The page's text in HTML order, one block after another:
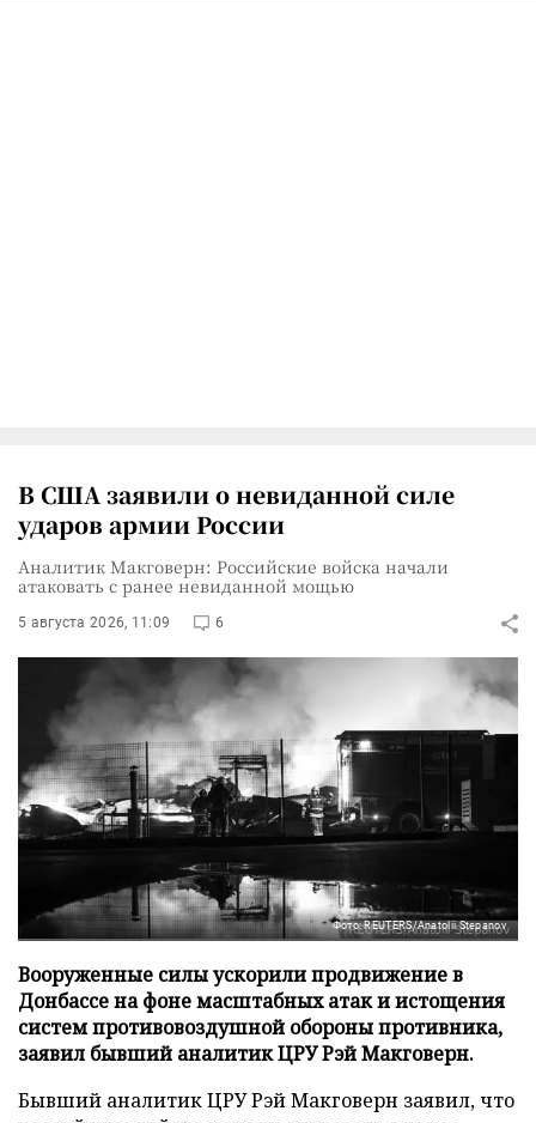
В США заявили о невиданной силе
ударов армии России
Аналитик Макговерн: Российские войска начали
атаковать с ранее невиданной мощью
5 августа 2026, 11:09 6
Фото: REUTERS/Anatolii Stepanov
Вооруженные силы ускорили продвижение в
Донбассе на фоне масштабных атак и истощения
систем противовоздушной обороны противника,
заявил бывший аналитик ЦРУ Рэй Макговерн.
Бывший аналитик ЦРУ Рэй Макговерн заявил, что